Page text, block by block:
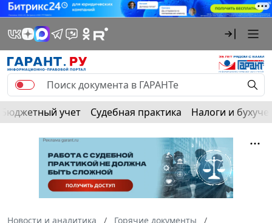
Бюджетный учет Судебная практика Налоги и
Новости и аналитика
Горячие документы